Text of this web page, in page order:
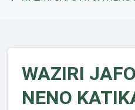
​WAZIRI
NENO